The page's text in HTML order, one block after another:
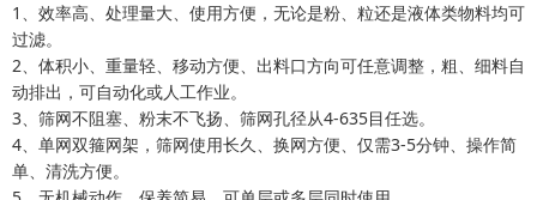
1、效率高、处理量大、使用方便，无论是粉、粒还是液体类物料均可
过滤。
2、体积小、重量轻、移动方便、出料口方向可任意调整，粗、细料自
动排出，可自动化或人工作业。
3、筛网不阻塞、粉末不飞扬、筛网孔径从4-635目任选。
4、单网双箍网架，筛网使用长久、换网方便、仅需3-5分钟、操作简
单、清洗方便。